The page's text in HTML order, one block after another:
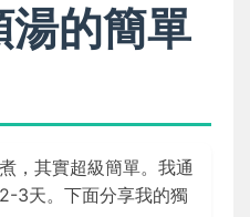
湯的簡單
，其實超級簡單。我通
3天。下面分享我的獨